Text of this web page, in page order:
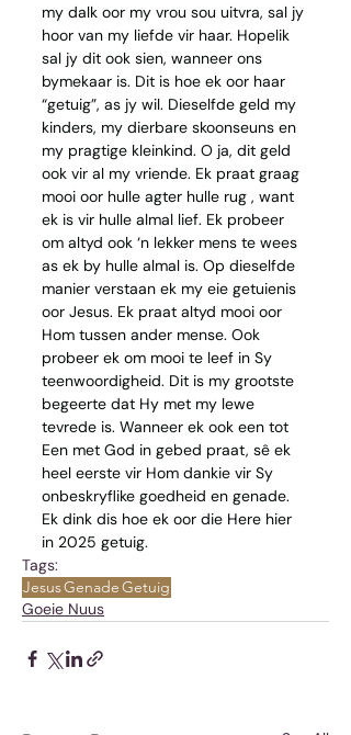
my dalk oor my vrou sou uitvra, sal jy
hoor van my liefde vir haar. Hopelik
sal jy dit ook sien, wanneer ons
bymekaar is. Dit is hoe ek oor haar
“getuig”, as jy wil. Dieselfde geld my
kinders, my dierbare skoonseuns en
my pragtige kleinkind. O ja, dit geld
ook vir al my vriende. Ek praat graag
mooi oor hulle agter hulle rug , want
ek is vir hulle almal lief. Ek probeer
om altyd ook ‘n lekker mens te wees
as ek by hulle almal is. Op dieselfde
manier verstaan ek my eie getuienis
oor Jesus. Ek praat altyd mooi oor
Hom tussen ander mense. Ook
probeer ek om mooi te leef in Sy
teenwoordigheid. Dit is my grootste
begeerte dat Hy met my lewe
tevrede is. Wanneer ek ook een tot
Een met God in gebed praat, sê ek
heel eerste vir Hom dankie vir Sy
onbeskryflike goedheid en genade.
Ek dink dis hoe ek oor die Here hier
in 2025 getuig.
Tags:
JesusGenadeGetuig
Goeie Nuus